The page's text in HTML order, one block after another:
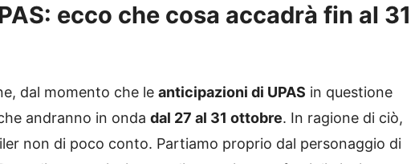
ecco che cosa accadrà fin al 31
dal momento che le anticipazioni di UPAS in questione
andranno in onda dal 27 al 31 ottobre. In ragione di ciò,
non di poco conto. Partiamo proprio dal personaggio di